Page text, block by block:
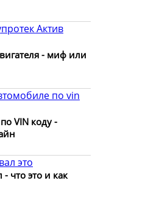
- миф или
VIN коду -
что это и как